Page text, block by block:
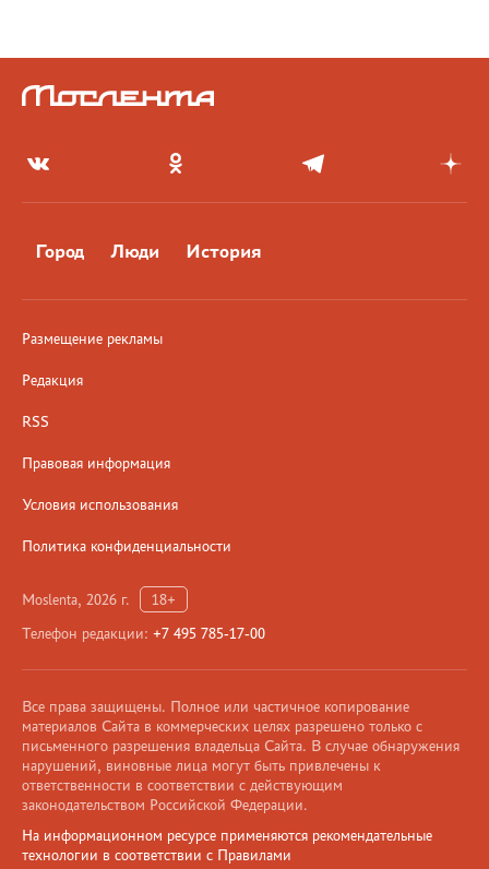
Город Люди История
Размещение рекламы
Редакция
RSS
Правовая информация
Условия использования
Политика конфиденциальности
Moslenta, 2026 г.
18+
Телефон редакции: +7 495 785-17-00
Все права защищены. Полное или частичное копирование
материалов Сайта в коммерческих целях разрешено только с
письменного разрешения владельца Сайта. В случае обнаружения
нарушений, виновные лица могут быть привлечены к
ответственности в соответствии с действующим
законодательством Российской Федерации.
На информационном ресурсе применяются рекомендательные
технологии в соответствии с Правилами